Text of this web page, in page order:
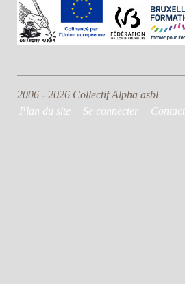
2006 - 2026 Collectif Alpha asbl
Plan du site | Se connecter | Contact